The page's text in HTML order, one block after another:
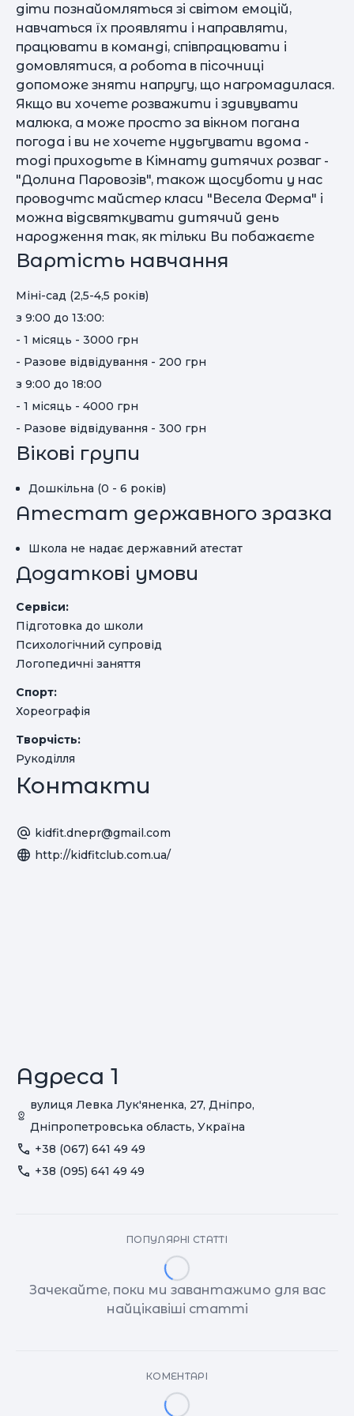
діти познайомляться зі світом емоцій,
навчаться їх проявляти і направляти,
працювати в команді, співпрацювати і
домовлятися, а робота в пісочниці
допоможе зняти напругу, що нагромадилася.
Якщо ви хочете розважити і здивувати
малюка, а може просто за вікном погана
погода і ви не хочете нудьгувати вдома -
тоді приходьте в Кімнату дитячих розваг -
"Долина Паровозів", також щосуботи у нас
проводчтс майстер класи "Весела Ферма" і
можна відсвяткувати дитячий день
народження так, як тільки Ви побажаєте
Вартість навчання
Міні-сад (2,5-4,5 років)
з 9:00 до 13:00:
- 1 місяць - 3000 грн
- Разове відвідування - 200 грн
з 9:00 до 18:00
- 1 місяць - 4000 грн
- Разове відвідування - 300 грн
Вікові групи
Дошкільна (0 - 6 років)
Атестат державного зразка
Школа не надає державний атестат
Додаткові умови
Сервіси:
Підготовка до школи
Психологічний супровід
Логопедичні заняття
Спорт:
Хореографія
Творчість:
Рукоділля
Контакти
kidfit.dnepr@gmail.com
http://kidfitclub.com.ua/
Адреса 1
вулиця Левка Лук'яненка, 27, Дніпро,
Дніпропетровська область, Україна
+38 (067) 641 49 49
+38 (095) 641 49 49
ПОПУЛЯРНІ СТАТТІ
Зачекайте, поки ми завантажимо для вас
найцікавіші статті
КОМЕНТАРІ